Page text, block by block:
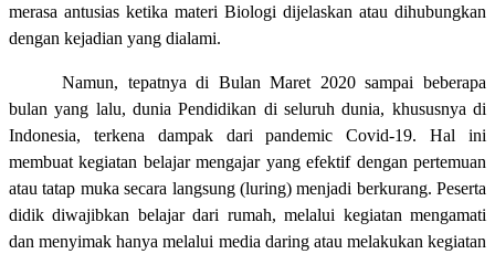
merasa antusias ketika materi Biologi dijelaskan atau dihubungkan
dengan kejadian yang dialami.
Namun, tepatnya di Bulan Maret 2020 sampai beberapa
bulan yang lalu, dunia Pendidikan di seluruh dunia, khususnya di
Indonesia, terkena dampak dari pandemic Covid-19. Hal ini
membuat kegiatan belajar mengajar yang efektif dengan pertemuan
atau tatap muka secara langsung (luring) menjadi berkurang. Peserta
didik diwajibkan belajar dari rumah, melalui kegiatan mengamati
dan menyimak hanya melalui media daring atau melakukan kegiatan